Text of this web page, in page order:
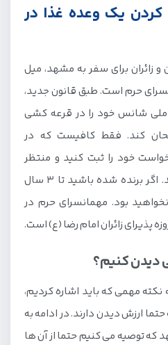
یک وعده غذا در
زائران برای سفر به مشهد، میل
حرم است. طبق قانون جدید،
می تواند برای 3 کد ملی شانس خود را در قرعه کشی
کند. فقط کافیست که در
خود را ثبت کنید و منتظر
اعلام برنده شدن خود باشید. اگر برنده شده باشید تا 3 سال
بود. مهمانسرای حرم در
پذیرای زائران امام رضا (ع) است.
دیدن کنیم؟
مهمی که باید اشاره کردیم،
ارزش دیدن دارند. در ادامه به
توصیه می کنیم حتما از آن ها